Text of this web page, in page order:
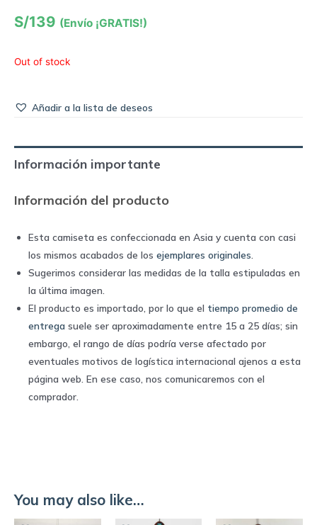
S/139 (Envío ¡GRATIS!)
Out of stock
Añadir a la lista de deseos
Información importante
Información del producto
Esta camiseta es confeccionada en Asia y cuenta con casi
los mismos acabados de los ejemplares originales
Sugerimos considerar las medidas de la talla estipuladas en
la última imagen.
El producto es importado, por lo que el tiempo promedio de
entrega suele ser aproximadamente entre 15 a 25 días; sin
embargo, el rango de días podría verse afectado por
eventuales motivos de logística internacional ajenos a esta
página web. En ese caso, nos comunicaremos con el
comprador.
You may also like…